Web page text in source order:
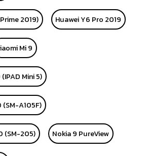
2019) Huawei Y6 Pro 2019
Mi 9
Mini 5)
(SM-A105F)
(SM-205) Nokia 9 PureView